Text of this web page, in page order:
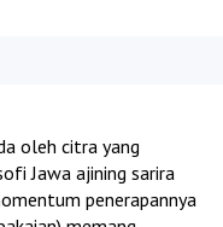
oleh citra yang
Jawa ajining sarira
penerapannya